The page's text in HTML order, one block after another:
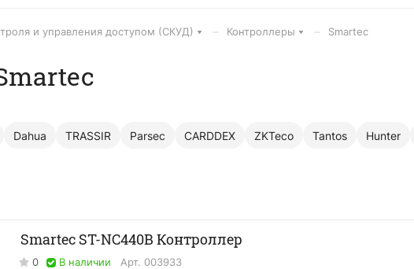
и управления доступом (СКУД) Контроллеры Smartec
Dahua TRASSIR Parsec CARDDEX ZKTeco Tantos Hunter
Smartec ST-NC440B Контроллер
0 В наличии Арт. 003933